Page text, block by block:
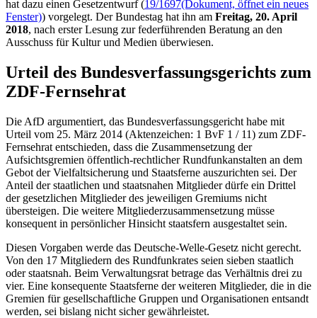
hat dazu einen Gesetzentwurf (19/1697(Dokument, öffnet ein neues
Fenster)) vorgelegt. Der Bundestag hat ihn am Freitag, 20. April
2018, nach erster Lesung zur federführenden Beratung an den
Ausschuss für Kultur und Medien überwiesen.
Urteil des Bundesverfassungsgerichts zum
ZDF-Fernsehrat
Die AfD argumentiert, das Bundesverfassungsgericht habe mit
Urteil vom 25. März 2014 (Aktenzeichen: 1 BvF 1 / 11) zum ZDF-
Fernsehrat entschieden, dass die Zusammensetzung der
Aufsichtsgremien öffentlich-rechtlicher Rundfunkanstalten an dem
Gebot der Vielfaltsicherung und Staatsferne auszurichten sei. Der
Anteil der staatlichen und staatsnahen Mitglieder dürfe ein Drittel
der gesetzlichen Mitglieder des jeweiligen Gremiums nicht
übersteigen. Die weitere Mitgliederzusammensetzung müsse
konsequent in persönlicher Hinsicht staatsfern ausgestaltet sein.
Diesen Vorgaben werde das Deutsche-Welle-Gesetz nicht gerecht.
Von den 17 Mitgliedern des Rundfunkrates seien sieben staatlich
oder staatsnah. Beim Verwaltungsrat betrage das Verhältnis drei zu
vier. Eine konsequente Staatsferne der weiteren Mitglieder, die in die
Gremien für gesellschaftliche Gruppen und Organisationen entsandt
werden, sei bislang nicht sicher gewährleistet.